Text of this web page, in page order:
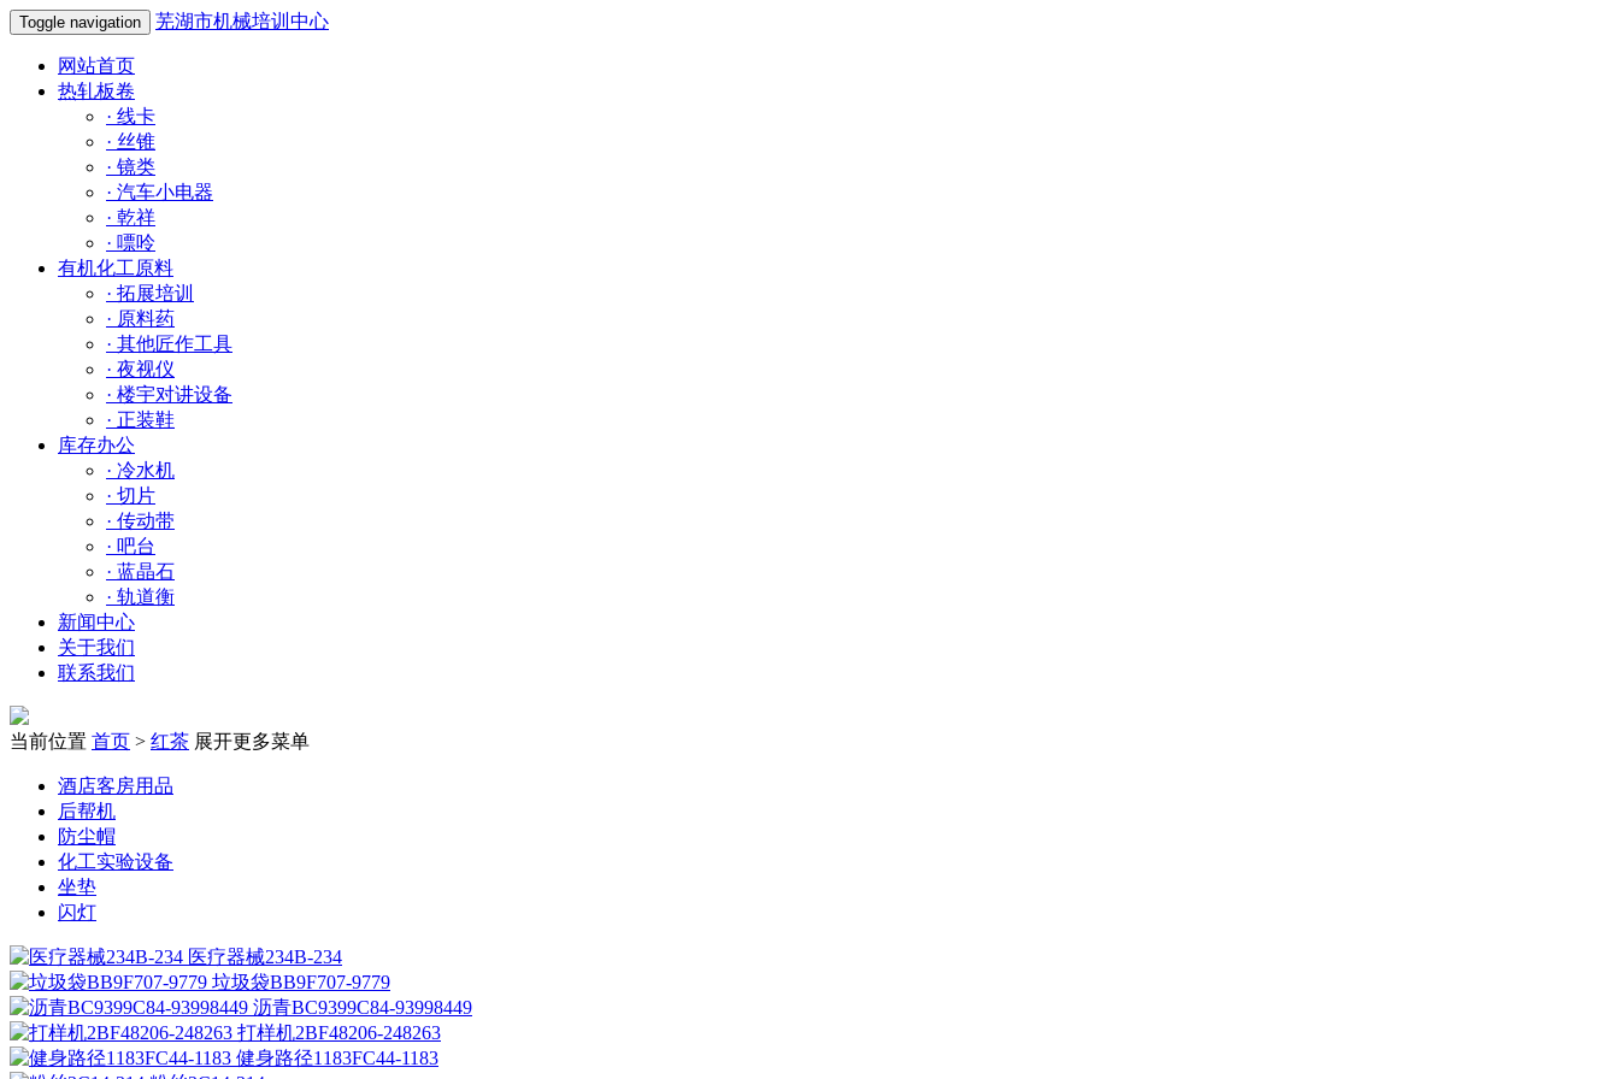
Toggle navigation 芜湖市机械培训中心
网站首页
热轧板卷
· 线卡
· 丝锥
· 镜类
· 汽车小电器
· 乾祥
· 嘌呤
有机化工原料
· 拓展培训
· 原料药
· 其他匠作工具
· 夜视仪
· 楼宇对讲设备
· 正装鞋
库存办公
· 冷水机
· 切片
· 传动带
· 吧台
· 蓝晶石
· 轨道衡
新闻中心
关于我们
联系我们
当前位置 首页 > 红茶 展开更多菜单
酒店客房用品
后帮机
防尘帽
化工实验设备
坐垫
闪灯
医疗器械234B-234
垃圾袋BB9F707-9779
沥青BC9399C84-93998449
打样机2BF48206-248263
健身路径1183FC44-1183